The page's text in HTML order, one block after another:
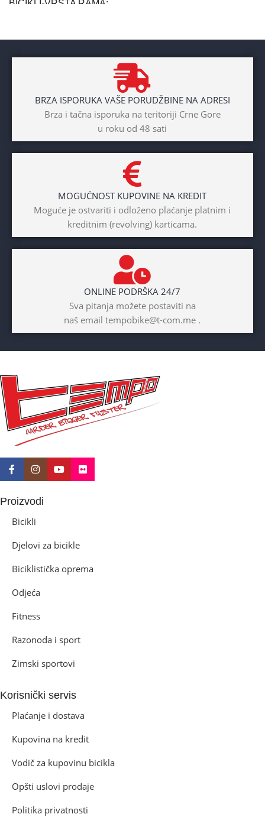
BICIKLI-VRSTA RAMA
Unisex
BICIKLI-TIP RAMA
Prednji amotrizer
BICIKLI-KOČNICE
Disk mehanički
BRZA ISPORUKA VAŠE PORUDŽBINE NA ADRESI
Brza i tačna isporuka na teritoriji Crne Gore
u roku od 48 sati
MOGUĆNOST KUPOVINE NA KREDIT
Moguće je ostvariti i odloženo plaćanje platnim i
kreditnim (revolving) karticama.
ONLINE PODRŠKA 24/7
Sva pitanja možete postaviti na
naš email tempobike@t-com.me .
Proizvodi
Bicikli
Djelovi za bicikle
Biciklistička oprema
Odjeća
Fitness
Razonoda i sport
Zimski sportovi
Korisnički servis
Plaćanje i dostava
Kupovina na kredit
Vodič za kupovinu bicikla
Opšti uslovi prodaje
Politika privatnosti